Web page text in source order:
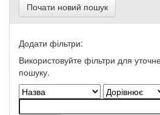
Почати новий пошук
Додати фільтри:
Використовуйте фільтри для
пошуку.